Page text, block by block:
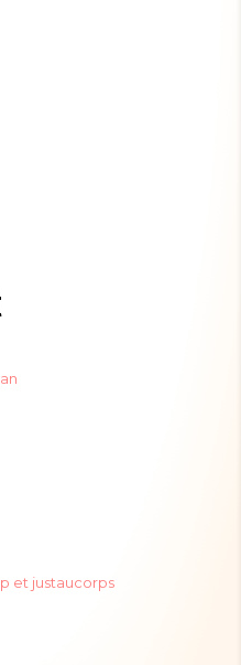
et justaucorps